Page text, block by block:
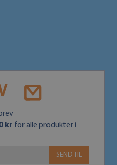
kr for alle produkter i
SEND TIL